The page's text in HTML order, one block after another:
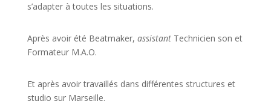
s’adapter à toutes les situations.
Après avoir été Beatmaker, assistant Technicien son et
Formateur M.A.O.
Et après avoir travaillés dans différentes structures et
studio sur Marseille.